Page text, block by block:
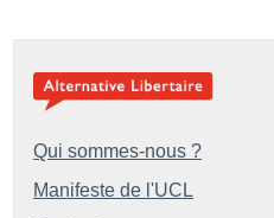
Qui sommes-nous ?
Manifeste de l'UCL